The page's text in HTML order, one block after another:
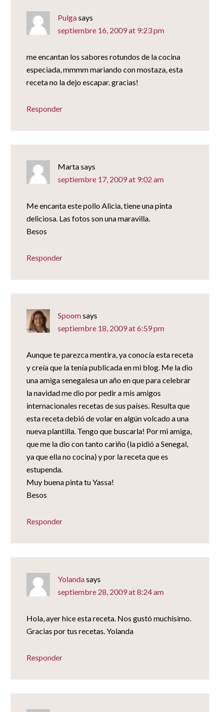
Pulgasays
septiembre 16, 2009 at 9:23 pm
me encantan los sabores rotundos de la cocina
especiada, mmmm mariando con mostaza, esta
receta no la dejo escapar. gracias!
Responder
Martasays
septiembre 17, 2009 at 9:02 am
Me encanta este pollo Alicia, tiene una pinta
deliciosa. Las fotos son una maravilla.
Besos
Responder
Spoomsays
septiembre 18, 2009 at 6:59 pm
Aunque te parezca mentira, ya conocía esta receta
y creía que la tenía publicada en mi blog. Me la dio
una amiga senegalesa un año en que para celebrar
la navidad me dio por pedir a mis amigos
internacionales recetas de sus países. Resulta que
esta receta debió de volar en algún volcado a una
nueva plantilla. Tengo que buscarla! Por mi amiga,
que me la dio con tanto cariño (la pidió a Senegal,
ya que ella no cocina) y por la receta que es
estupenda.
Muy buena pinta tu Yassa!
Besos
Responder
Yolandasays
septiembre 28, 2009 at 8:24 am
Hola, ayer hice esta receta. Nos gustó muchisimo.
Gracias por tus recetas. Yolanda
Responder